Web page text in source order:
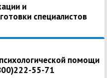
и
специалистов
помощи
55-71